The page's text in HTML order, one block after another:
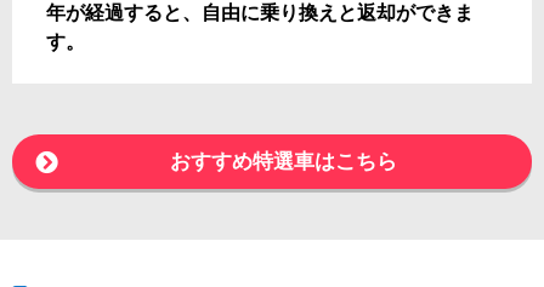
年が経過すると、自由に乗り換えと返却ができま
す。
おすすめ特選車はこちら